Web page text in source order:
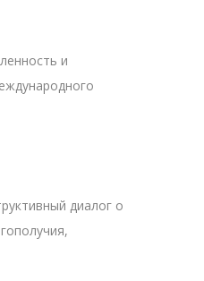
и
диалог о